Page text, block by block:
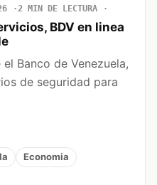
2 MIN DE LECTURA
BDV en linea
Banco de Venezuela,
de seguridad para
Economia